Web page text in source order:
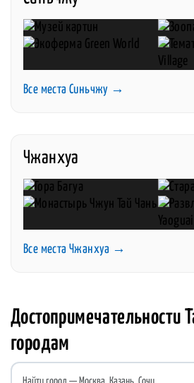
Все места Синьчжу →
Чжанхуа
Все места Чжанхуа →
Достопримечательности
городам
Найти город